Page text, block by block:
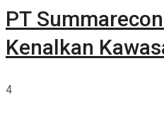
PT
Kenalkan
4